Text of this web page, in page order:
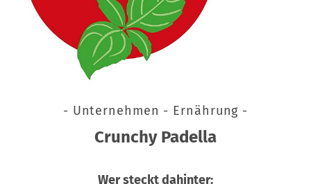
- Unternehmen - Ernährung -
Crunchy Padella
Wer steckt dahinter: